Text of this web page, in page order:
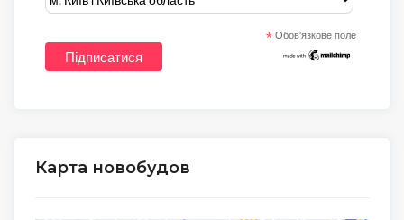
* Обов'язкове поле
Карта новобудов